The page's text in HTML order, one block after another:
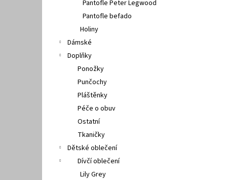
Pantofle Peter Legwood
Pantofle befado
Holiny
Dámské
Doplňky
Ponožky
Punčochy
Pláštěnky
Péče o obuv
Ostatní
Tkaničky
Dětské oblečení
Dívčí oblečení
Lily Grey